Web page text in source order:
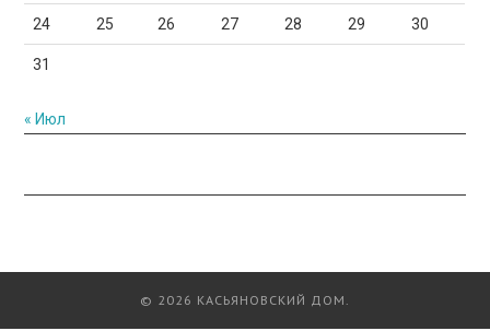
24 25 26 27 28 29 30
31
« Июл
© 2026 КАСЬЯНОВСКИЙ ДОМ.